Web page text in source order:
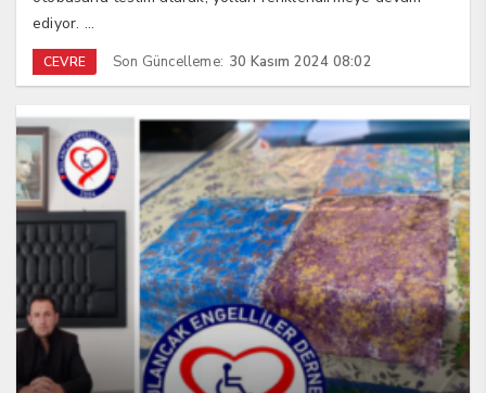
ediyor. ...
CEVRE Son Güncelleme: 30 Kasım 2024 08:02